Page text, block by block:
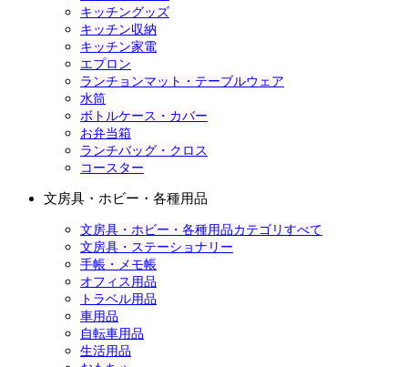
キッチングッズ
キッチン収納
キッチン家電
エプロン
ランチョンマット・テーブルウェア
水筒
ボトルケース・カバー
お弁当箱
ランチバッグ・クロス
コースター
文房具・ホビー・各種用品
文房具・ホビー・各種用品カテゴリすべて
文房具・ステーショナリー
手帳・メモ帳
オフィス用品
トラベル用品
車用品
自転車用品
生活用品